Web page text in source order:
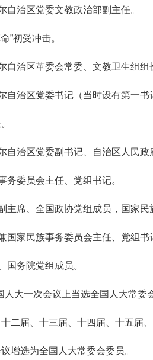
自治区党委文教政治部副主任。
”初受冲击。
自治区革委会常委、文教卫生组组
自治区党委书记（当时设有第一
自治区党委副书记、自治区人民政
务委员会主任、党组书记。
主席、全国政协党组成员，国家
国家民族事务委员会主任、党组书
国务院党组成员。
人大一次会议上当选全国人大常委
二届、十三届、十四届、十五届
增选为全国人大常委会委员。